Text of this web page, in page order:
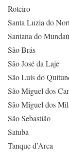
Roteiro
Santa Luzia do
Santana do Mundaú
São Brás
São José da Laje
São Luís do
São Miguel dos
São Miguel dos
São Sebastião
Satuba
Tanque d’Arca